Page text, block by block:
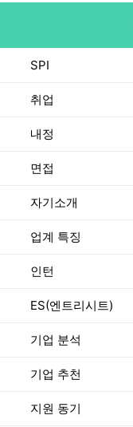
SPI
취업
내정
면접
자기소개
업계 특징
인턴
ES(엔트리시트)
기업 분석
기업 추천
지원 동기